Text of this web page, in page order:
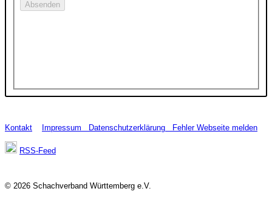
Kontakt Impressum Datenschutzerklärung Fehler Webseite melden
RSS-Feed
© 2026 Schachverband Württemberg e.V.